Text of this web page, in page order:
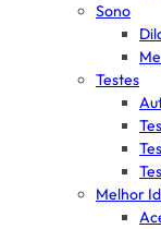
Sono
Testes
Melhor